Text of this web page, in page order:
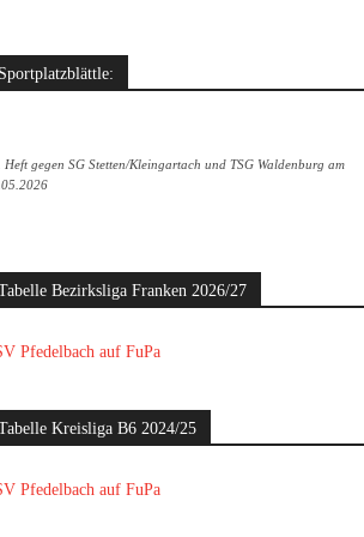
Sportplatzblättle:
Heft gegen SG Stetten/Kleingartach und TSG Waldenburg am
Bezirksliga Franken 2026/27
Pfedelbach auf FuPa
Kreisliga B6 2024/25
Pfedelbach auf FuPa